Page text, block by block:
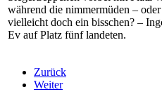
während die nimmermüden – oder
vielleicht doch ein bisschen? –
Ev auf Platz fünf landeten.
Zurück
Weiter